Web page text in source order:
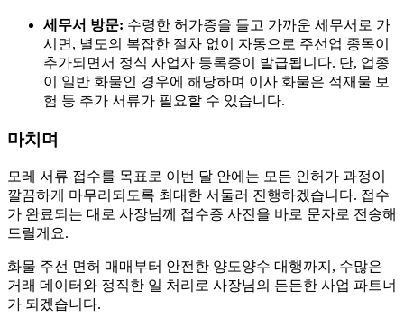
세무서 방문: 수령한 허가증을 들고 가까운 세무서로 가
시면, 별도의 복잡한 절차 없이 자동으로 주선업 종목이
추가되면서 정식 사업자 등록증이 발급됩니다. 단, 업종
이 일반 화물인 경우에 해당하며 이사 화물은 적재물 보
험 등 추가 서류가 필요할 수 있습니다.
마치며
모레 서류 접수를 목표로 이번 달 안에는 모든 인허가 과정이
깔끔하게 마무리되도록 최대한 서둘러 진행하겠습니다. 접수
가 완료되는 대로 사장님께 접수증 사진을 바로 문자로 전송해
드릴게요.
화물 주선 면허 매매부터 안전한 양도양수 대행까지, 수많은
거래 데이터와 정직한 일 처리로 사장님의 든든한 사업 파트너
가 되겠습니다.